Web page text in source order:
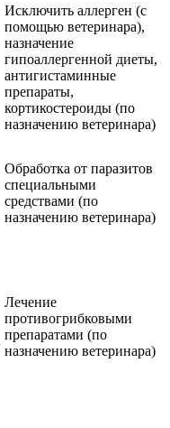
Исключить аллерген (с
помощью ветеринара),
назначение
гипоаллергенной диеты,
антигистаминные
препараты,
кортикостероиды (по
назначению ветеринара)
Обработка от паразитов
специальными
средствами (по
назначению ветеринара)
Лечение
противогрибковыми
препаратами (по
назначению ветеринара)